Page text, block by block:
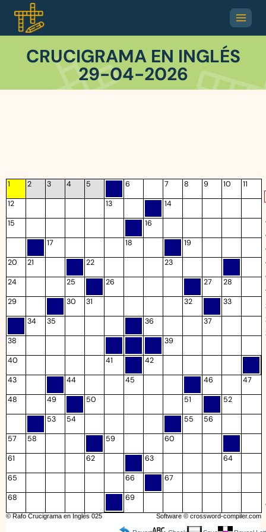
CRUCIGRAMA EN INGLÉS
29-04-2026
1 2 3 4 5 6 7 8 9 10 11
12 13 14
15 16
17 18 19
20 21 22 23
24 25 26 27 28
29 30 31 32 33
34 35 36 37
38 39
40 41 42
43 44 45 46 47
48 49 50 51 52
53 54 55 56
57 58 59 60
61 62 63 64
65 66 67
68 69
© Rafo Crucigrama en Inglés 025 Software © crossword-compiler.com